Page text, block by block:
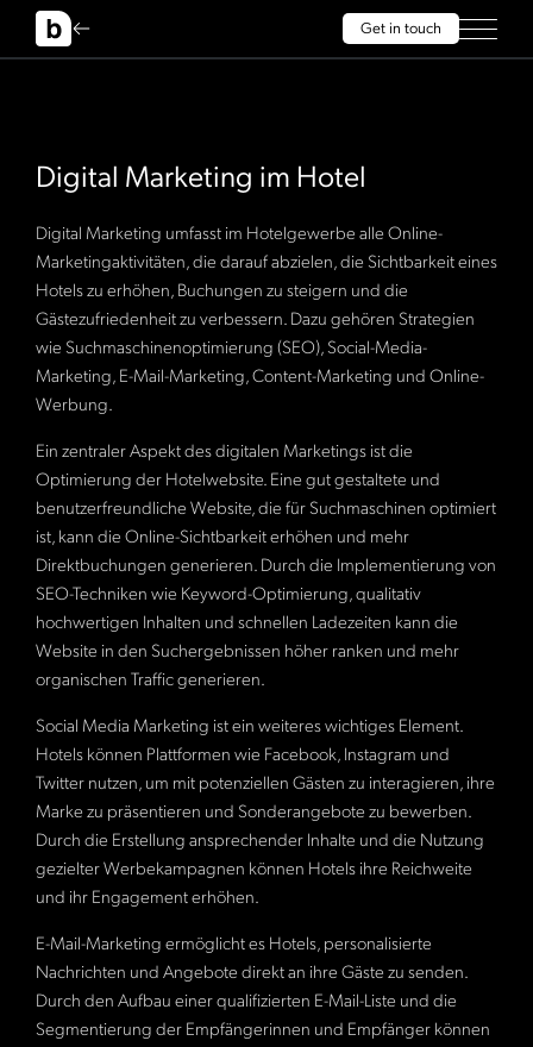
Get in touch
Digital Marketing im Hotel
Digital Marketing umfasst im Hotelgewerbe alle Online-
Marketingaktivitäten, die darauf abzielen, die Sichtbarkeit eines
Hotels zu erhöhen, Buchungen zu steigern und die
Gästezufriedenheit zu verbessern. Dazu gehören Strategien
wie Suchmaschinenoptimierung (SEO), Social-Media-
Marketing, E-Mail-Marketing, Content-Marketing und Online-
Werbung.
Ein zentraler Aspekt des digitalen Marketings ist die
Optimierung der Hotelwebsite. Eine gut gestaltete und
benutzerfreundliche Website, die für Suchmaschinen optimiert
ist, kann die Online-Sichtbarkeit erhöhen und mehr
Direktbuchungen generieren. Durch die Implementierung von
SEO-Techniken wie Keyword-Optimierung, qualitativ
hochwertigen Inhalten und schnellen Ladezeiten kann die
Website in den Suchergebnissen höher ranken und mehr
organischen Traffic generieren.
Social Media Marketing ist ein weiteres wichtiges Element.
Hotels können Plattformen wie Facebook, Instagram und
Twitter nutzen, um mit potenziellen Gästen zu interagieren, ihre
Marke zu präsentieren und Sonderangebote zu bewerben.
Durch die Erstellung ansprechender Inhalte und die Nutzung
gezielter Werbekampagnen können Hotels ihre Reichweite
und ihr Engagement erhöhen.
E-Mail-Marketing ermöglicht es Hotels, personalisierte
Nachrichten und Angebote direkt an ihre Gäste zu senden.
Durch den Aufbau einer qualifizierten E-Mail-Liste und die
Segmentierung der Empfängerinnen und Empfänger können